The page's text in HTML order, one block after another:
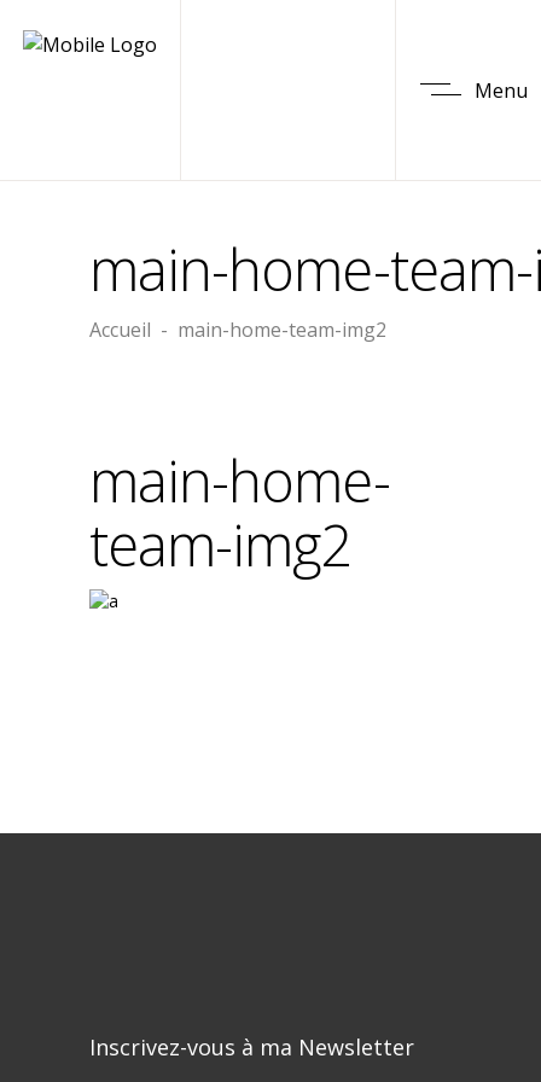
Menu
main-home-
Accueil - main-home-team-img2
main-home-
team-img2
Inscrivez-vous à ma Newsletter